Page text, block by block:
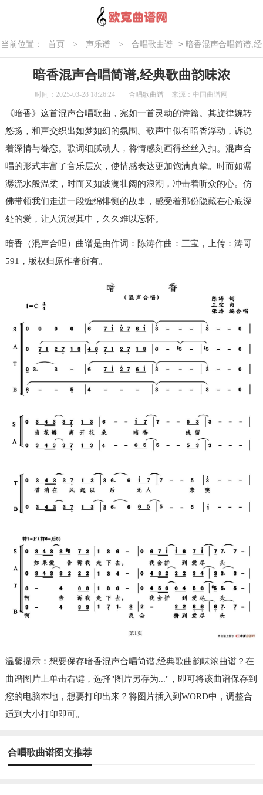
当前位置： 首页 > 声乐谱 > 合唱歌曲谱 > 暗香混声合唱简谱,经
暗香混声合唱简谱,经典歌曲韵味浓
时间：2025-03-28 18:26:24 合唱歌曲谱 来源：中国曲谱网
《暗香》这首混声合唱歌曲，宛如一首灵动的诗篇。其旋律婉转
悠扬，和声交织出如梦如幻的氛围。歌声中似有暗香浮动，诉说
着深情与眷恋。歌词细腻动人，将情感刻画得丝丝入扣。混声合
唱的形式丰富了音乐层次，使情感表达更加饱满真挚。时而如潺
潺流水般温柔，时而又如波澜壮阔的浪潮，冲击着听众的心。仿
佛带领我们走进一段缠绵悱恻的故事，感受着那份隐藏在心底深
处的爱，让人沉浸其中，久久难以忘怀。
暗香（混声合唱）曲谱是由作词：陈涛作曲：三宝，上传：涛哥
591，版权归原作者所有。
温馨提示：想要保存暗香混声合唱简谱,经典歌曲韵味浓曲谱？在
曲谱图片上单击右键，选择"图片另存为..."，即可将该曲谱保存到
您的电脑本地，想要打印出来？将图片插入到WORD中，调整合
适到大小打印即可。
合唱歌曲谱图文推荐